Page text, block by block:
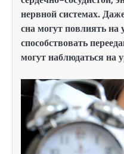
нервной системах.
сна могут повлиять на
способствовать
могут наблюдаться на